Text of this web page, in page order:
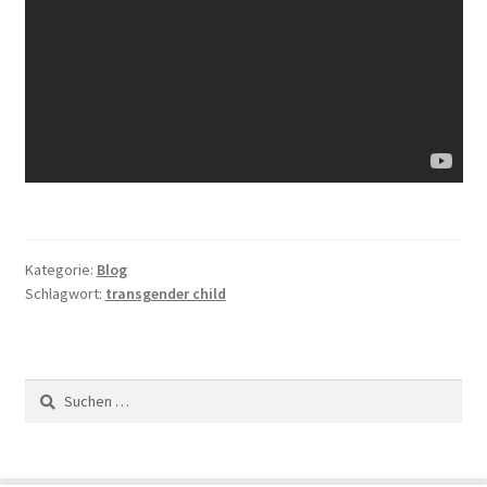
Kategorie: Blog
Schlagwort: transgender child
Suchen
nach: